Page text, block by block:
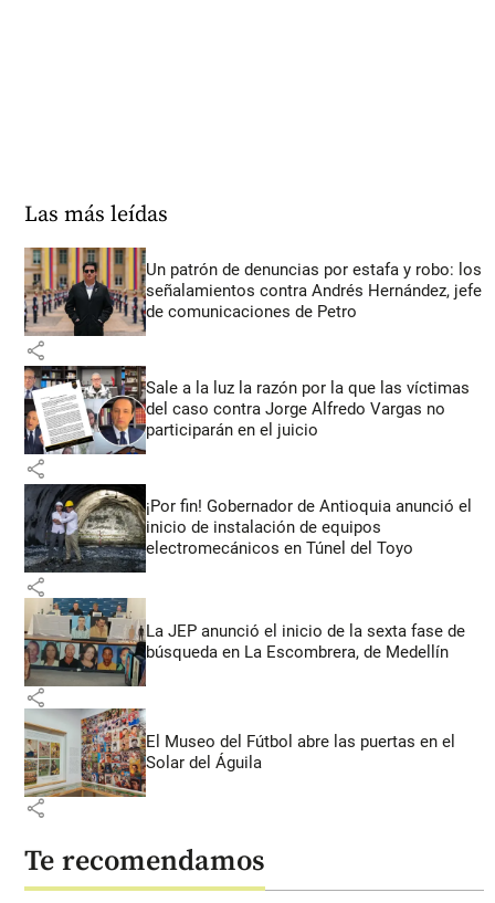
Las más leídas
Un patrón de denuncias por estafa y robo: los
señalamientos contra Andrés Hernández, jefe
de comunicaciones de Petro
share
Sale a la luz la razón por la que las víctimas
del caso contra Jorge Alfredo Vargas no
participarán en el juicio
share
¡Por fin! Gobernador de Antioquia anunció el
inicio de instalación de equipos
electromecánicos en Túnel del Toyo
share
La JEP anunció el inicio de la sexta fase de
búsqueda en La Escombrera, de Medellín
share
El Museo del Fútbol abre las puertas en el
Solar del Águila
share
Te recomendamos